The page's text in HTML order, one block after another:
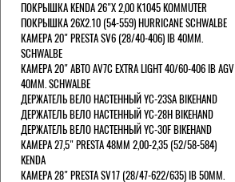
ПОКРЫШКА KENDA 26"Х 2,00 K1045 KOMMUTER
ПОКРЫШКА 26X2.10 (54-559) HURRICANE SCHWALBE
КАМЕРА 20" PRESTA SV6 (28/40-406) IB 40MM.
SCHWALBE
КАМЕРА 20" АВТО AV7C EXTRA LIGHT 40/60-406 IB AGV
40MM. SCHWALBE
ДЕРЖАТЕЛЬ ВЕЛО НАСТЕННЫЙ YC-23SA BIKEHAND
ДЕРЖАТЕЛЬ ВЕЛО НАСТЕННЫЙ YC-28H BIKEHAND
ДЕРЖАТЕЛЬ ВЕЛО НАСТЕННЫЙ YC-30F BIKEHAND
КАМЕРА 27,5" PRESTA 48ММ 2,00-2,35 (52/58-584)
KENDA
КАМЕРА 28" PRESTA SV17 (28/47-622/635) IB 50MM.